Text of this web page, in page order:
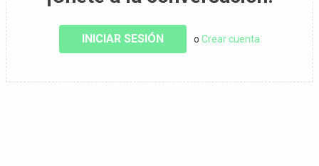
INICIAR SESIÓN o Crear cuenta